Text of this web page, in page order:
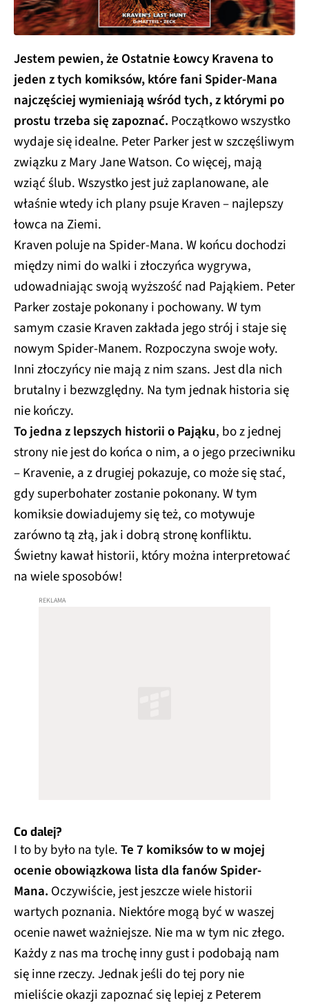
Jestem pewien, że Ostatnie Łowcy Kravena to
jeden z tych komiksów, które fani Spider-Mana
najczęściej wymieniają wśród tych, z którymi po
prostu trzeba się zapoznać. Początkowo wszystko
wydaje się idealne. Peter Parker jest w szczęśliwym
związku z Mary Jane Watson. Co więcej, mają
wziąć ślub. Wszystko jest już zaplanowane, ale
właśnie wtedy ich plany psuje Kraven – najlepszy
łowca na Ziemi.
Kraven poluje na Spider-Mana. W końcu dochodzi
między nimi do walki i złoczyńca wygrywa,
udowadniając swoją wyższość nad Pająkiem. Peter
Parker zostaje pokonany i pochowany. W tym
samym czasie Kraven zakłada jego strój i staje się
nowym Spider-Manem. Rozpoczyna swoje woły.
Inni złoczyńcy nie mają z nim szans. Jest dla nich
brutalny i bezwzględny. Na tym jednak historia się
nie kończy.
To jedna z lepszych historii o Pająku, bo z jednej
strony nie jest do końca o nim, a o jego przeciwniku
– Kravenie, a z drugiej pokazuje, co może się stać,
gdy superbohater zostanie pokonany. W tym
komiksie dowiadujemy się też, co motywuje
zarówno tą złą, jak i dobrą stronę konfliktu.
Świetny kawał historii, który można interpretować
na wiele sposobów!
Co dalej?
I to by było na tyle.Te 7 komiksów to w mojej
ocenie obowiązkowa lista dla fanów Spider-
Mana. Oczywiście, jest jeszcze wiele historii
wartych poznania. Niektóre mogą być w waszej
ocenie nawet ważniejsze. Nie ma w tym nic złego.
Każdy z nas ma trochę inny gust i podobają nam
się inne rzeczy. Jednak jeśli do tej pory nie
mieliście okazji zapoznać się lepiej z Peterem